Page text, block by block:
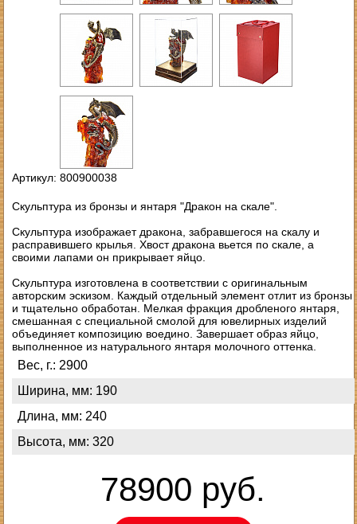
Артикул: 800900038
Скульптура из бронзы и янтаря "Дракон на скале".
Скульптура изображает дракона, забравшегося на скалу и
расправившего крылья. Хвост дракона вьется по скале, а
своими лапами он прикрывает яйцо.
Скульптура изготовлена в соответствии с оригинальным
авторским эскизом. Каждый отдельный элемент отлит из бронзы
и тщательно обработан. Мелкая фракция дробленого янтаря,
смешанная с специальной смолой для ювелирных изделий
объединяет композицию воедино. Завершает образ яйцо,
выполненное из натурального янтаря молочного оттенка.
Вес, г.: 2900
Ширина, мм: 190
Длина, мм: 240
Высота, мм: 320
78900 руб.